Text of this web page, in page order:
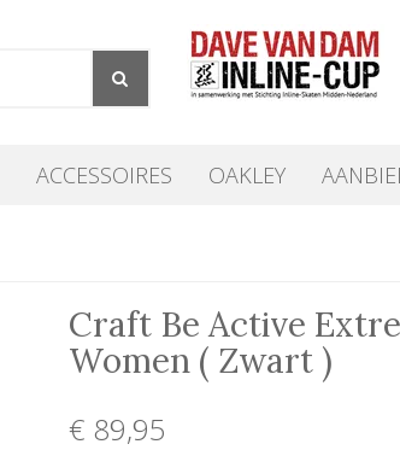
ACCESSOIRES OAKLEY
Craft Be Active
Women ( Zwart )
€ 89,95